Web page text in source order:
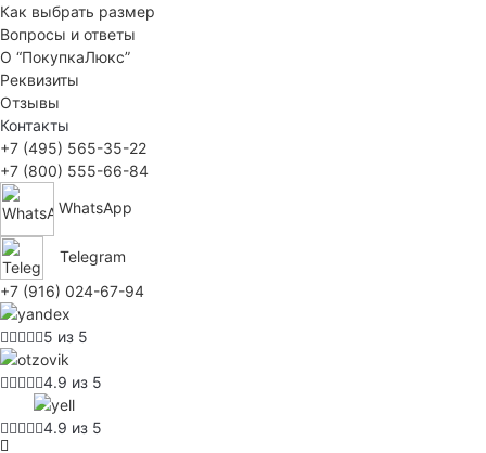
Как выбрать размер
Вопросы и ответы
О “ПокупкаЛюкс”
Реквизиты
Отзывы
Контакты
+7 (495) 565-35-22
+7 (800) 555-66-84
WhatsApp
Telegram
+7 (916) 024-67-94
5 из 5
4.9 из 5
4.9 из 5